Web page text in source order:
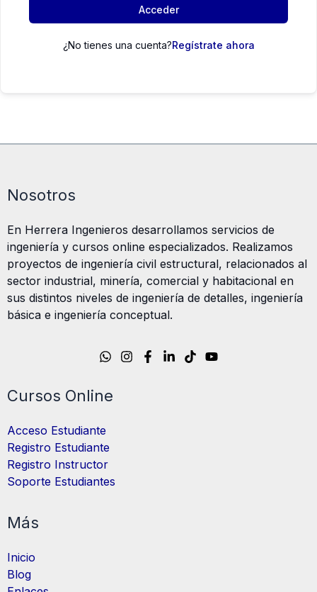
Acceder
¿No tienes una cuenta?Regístrate ahora
Nosotros
En Herrera Ingenieros desarrollamos servicios de
ingeniería y cursos online especializados. Realizamos
proyectos de ingeniería civil estructural, relacionados al
sector industrial, minería, comercial y habitacional en
sus distintos niveles de ingeniería de detalles, ingeniería
básica e ingeniería conceptual.
Cursos Online
Acceso Estudiante
Registro Estudiante
Registro Instructor
Soporte Estudiantes
Más
Inicio
Blog